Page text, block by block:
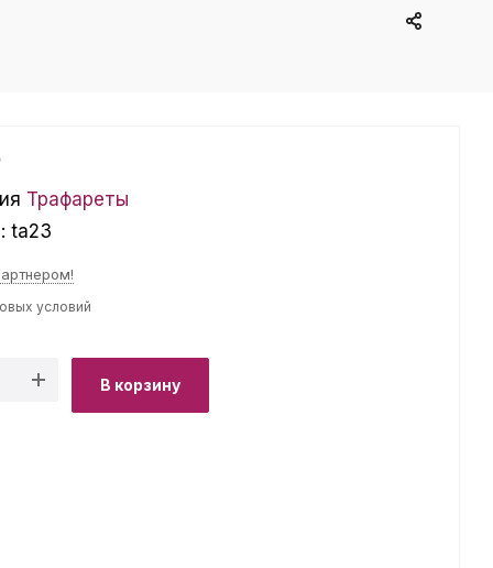
Трафареты
ta23
условий
В корзину